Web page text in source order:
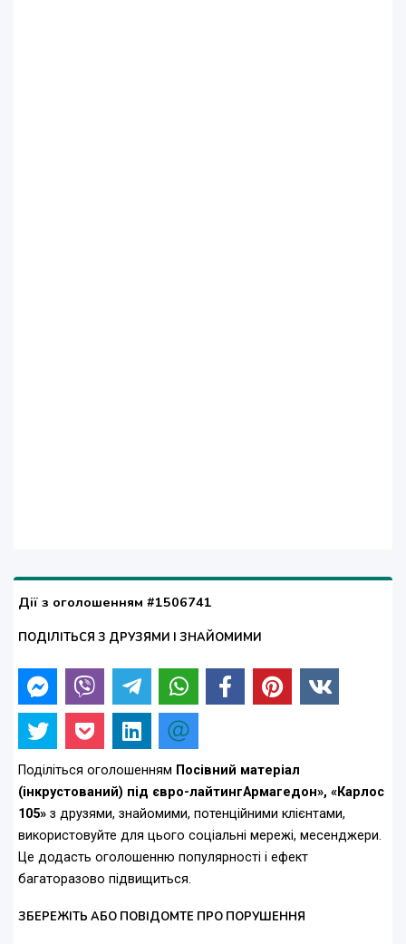
Дії з оголошенням #1506741
ПОДІЛІТЬСЯ З ДРУЗЯМИ І ЗНАЙОМИМИ
Поділіться оголошенням Посівний матеріал
(інкрустований) під євро-лайтингАрмагедон», «Карлос
105» з друзями, знайомими, потенційними клієнтами,
використовуйте для цього соціальні мережі, месенджери.
Це додасть оголошенню популярності і ефект
багаторазово підвищиться.
ЗБЕРЕЖІТЬ АБО ПОВІДОМТЕ ПРО ПОРУШЕННЯ